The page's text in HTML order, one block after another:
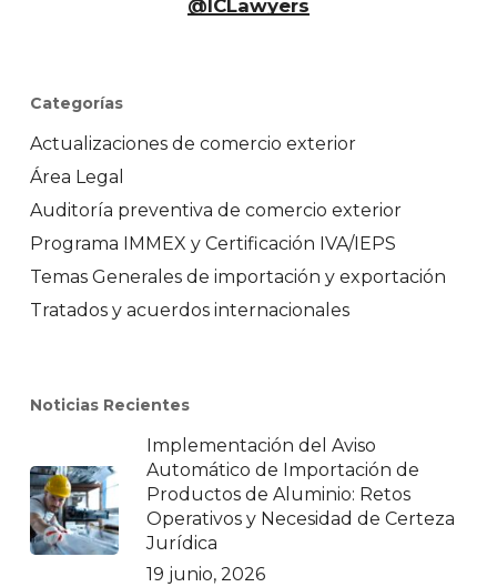
@ICLawyers
Categorías
Actualizaciones de comercio exterior
Área Legal
Auditoría preventiva de comercio exterior
Programa IMMEX y Certificación IVA/IEPS
Temas Generales de importación y exportación
Tratados y acuerdos internacionales
Noticias Recientes
Implementación del Aviso
Automático de Importación de
Productos de Aluminio: Retos
Operativos y Necesidad de Certeza
Jurídica
19 junio, 2026